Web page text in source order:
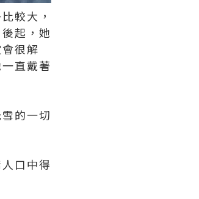
較大，
起，她
很解
直戴著
的一切
口中得